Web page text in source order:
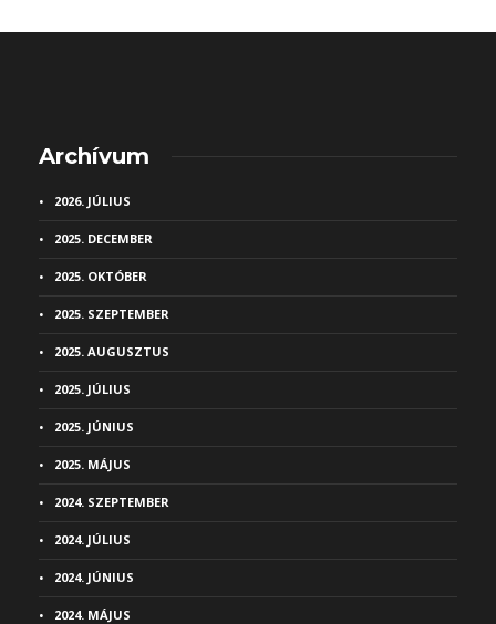
Archívum
2026. JÚLIUS
2025. DECEMBER
2025. OKTÓBER
2025. SZEPTEMBER
2025. AUGUSZTUS
2025. JÚLIUS
2025. JÚNIUS
2025. MÁJUS
2024. SZEPTEMBER
2024. JÚLIUS
2024. JÚNIUS
2024. MÁJUS